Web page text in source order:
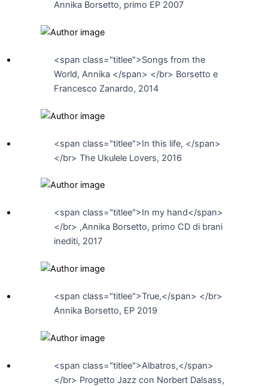
Annika Borsetto, primo EP 2007
<span class="titlee">Songs from the
World, Annika </span> </br> Borsetto e
Francesco Zanardo, 2014
<span class="titlee">In this life, </span>
</br> The Ukulele Lovers, 2016
<span class="titlee">In my hand</span>
</br> ,Annika Borsetto, primo CD di brani
inediti, 2017
<span class="titlee">True,</span> </br>
Annika Borsetto, EP 2019
<span class="titlee">Albatros,</span>
</br> Progetto Jazz con Norbert Dalsass,